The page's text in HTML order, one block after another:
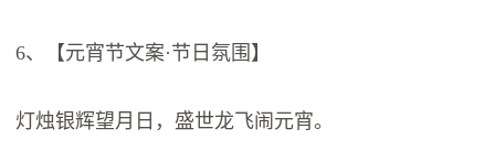
6、【元宵节文案·节日氛围】
灯烛银辉望月日，盛世龙飞闹元宵。